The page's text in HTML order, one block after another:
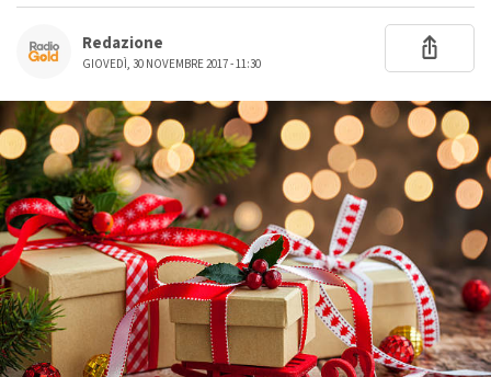
Redazione
GIOVEDÌ, 30 NOVEMBRE 2017 - 11:30